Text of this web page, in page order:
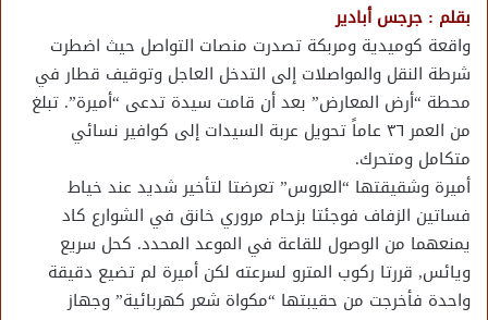
بقلم : جرجس أبادير
واقعة كوميدية ومربكة تصدرت منصات التواصل حيث اضطرت
شرطة النقل والمواصلات إلى التدخل العاجل وتوقيف قطار في
محطة “أرض المعارض” بعد أن قامت سيدة تدعى “أميرة”. تبلغ
من العمر ٣٦ عاماً تحويل عربة السيدات إلى كوافير نسائي
متكامل ومتحرك.
أميرة وشقيقتها “العروس” تعرضتا لتأخير شديد عند خياط
فساتين الزفاف فوجئتا بزحام مروري خانق في الشوارع كاد
يمنعهما من الوصول للقاعة في الموعد المحدد. كحل سريع
ويائس, قررتا ركوب المترو لسرعته لكن أميرة لم تضيع دقيقة
واحدة فأخرجت من حقيبتها “مكواة شعر كهربائية” وجهاز